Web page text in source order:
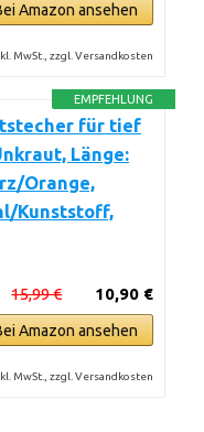
Amazon ansehen
MwSt., zzgl. Versandkosten
EMPFEHLUNG
für tief
Länge:
Orange,
Kunststoff,
10,90 €
15,99 €
Amazon ansehen
MwSt., zzgl. Versandkosten